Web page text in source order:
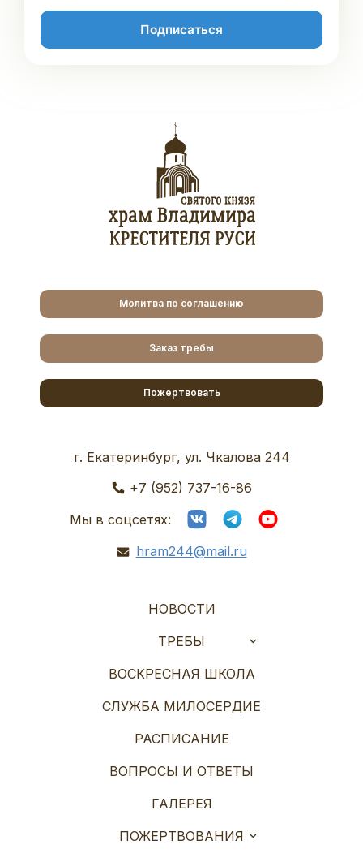
Подписаться
Молитва по соглашению
Заказ требы
Пожертвовать
г. Екатеринбург, ул. Чкалова 244
+7 (952) 737-16-86
Мы в соцсетях:
hram244@mail.ru
НОВОСТИ
ТРЕБЫ
ВОСКРЕСНАЯ ШКОЛА
СЛУЖБА МИЛОСЕРДИЕ
РАСПИСАНИЕ
ВОПРОСЫ И ОТВЕТЫ
ГАЛЕРЕЯ
ПОЖЕРТВОВАНИЯ